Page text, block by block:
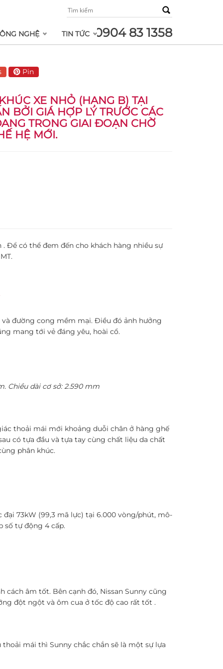
0904 83 1358
NGHỆ TIN TỨC
Pin
XE NHỎ (HẠNG B) TẠI
BỞI GIÁ HỢP LÝ TRƯỚC CÁC
TRONG GIAI ĐOẠN CHỜ
HỆ MỚI.
Để có thể đem đến cho khách hàng nhiều sự
đường cong mềm mại. Điều đó ảnh hưởng
mang tới vẻ đáng yêu, hoài cổ.
Chiều dài cơ sở: 2.590 mm
thoải mái mới khoảng duỗi chân ở hàng ghế
có tựa đầu và tựa tay cùng chất liệu da chất
phân khúc.
đại 73kW (99,3 mã lực) tại 6.000 vòng/phút, mô-
số tự động 4 cấp.
âm tốt. Bên cạnh đó, Nissan Sunny cũng
đột ngột và ôm cua ở tốc độ cao rất tốt .
mái thì Sunny chắc chắn sẽ là một sự lựa